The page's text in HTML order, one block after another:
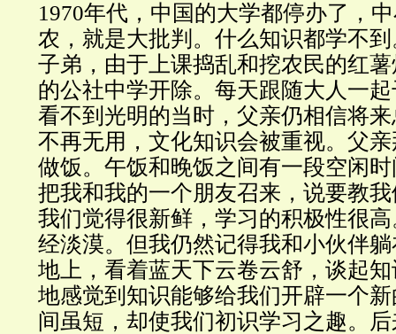
1970年代，中国的大学都停办了，
农，就是大批判。什么知识都学不
子弟，由于上课捣乱和挖农民的红
的公社中学开除。每天跟随大人一
看不到光明的当时，父亲仍相信将
不再无用，文化知识会被重视。父
做饭。午饭和晚饭之间有一段空闲
把我和我的一个朋友召来，说要教
我们觉得很新鲜，学习的积极性很
经淡漠。但我仍然记得我和小伙伴
地上，看着蓝天下云卷云舒，谈起
地感觉到知识能够给我们开辟一个
间虽短，却使我们初识学习之趣。